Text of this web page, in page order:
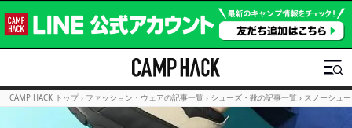
CAMP HACK トップ › ファッション・ウェアの記事一覧 › シューズ・靴の記事一覧 › スノーシュ